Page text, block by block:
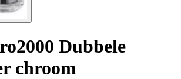
Dubbele
chroom